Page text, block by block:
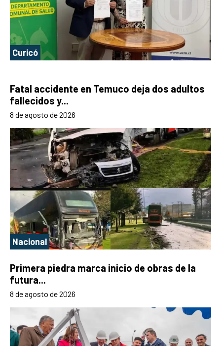
Curicó
Fatal accidente en Temuco deja dos adultos
fallecidos y...
8 de agosto de 2026
Nacional
Primera piedra marca inicio de obras de la
futura...
8 de agosto de 2026